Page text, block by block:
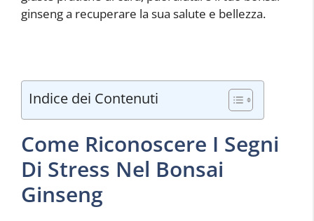
ginseng a recuperare la sua salute e bellezza.
Indice dei Contenuti
Come Riconoscere I Segni
Di Stress Nel Bonsai
Ginseng